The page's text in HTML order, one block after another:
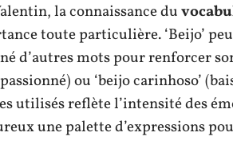
la connaissance du
toute particulière. ‘Beijo’
d’autres mots pour renforcer
ou ‘beijo carinhoso’
utilisés reflète l’intensité des
une palette d’expressions